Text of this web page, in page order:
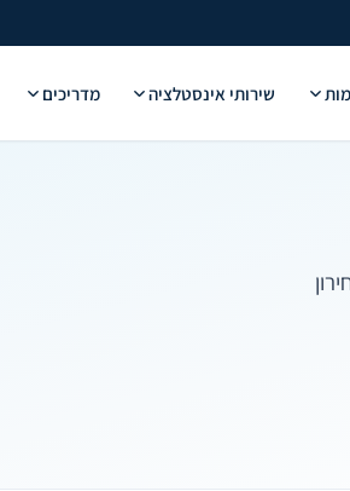
שירותי אינסטלציה מדריכים